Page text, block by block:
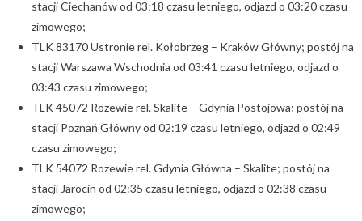
stacji Ciechanów od 03:18 czasu letniego, odjazd o 03:20 czasu
zimowego;
TLK 83170 Ustronie rel. Kołobrzeg – Kraków Główny; postój na
stacji Warszawa Wschodnia od 03:41 czasu letniego, odjazd o
03:43 czasu zimowego;
TLK 45072 Rozewie rel. Skalite – Gdynia Postojowa; postój na
stacji Poznań Główny od 02:19 czasu letniego, odjazd o 02:49
czasu zimowego;
TLK 54072 Rozewie rel. Gdynia Główna – Skalite; postój na
stacji Jarocin od 02:35 czasu letniego, odjazd o 02:38 czasu
zimowego;